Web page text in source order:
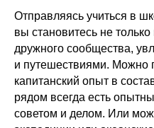
Отправляясь учиться в
вы становитесь не
дружного сообщества,
и путешествиями. Можно
капитанский опыт в
рядом всегда есть
советом и делом. Или